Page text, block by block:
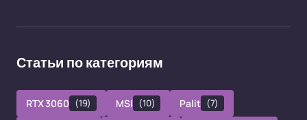
Статьи по категориям
RTX 3060 (19) MSI (10) Palit (7)